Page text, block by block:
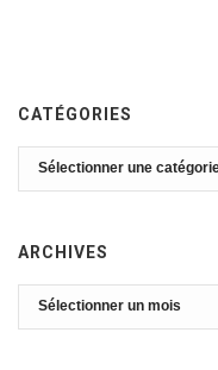
CATÉGORIES
Catégories
ARCHIVES
Archives